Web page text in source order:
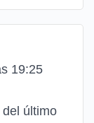
19:25
último